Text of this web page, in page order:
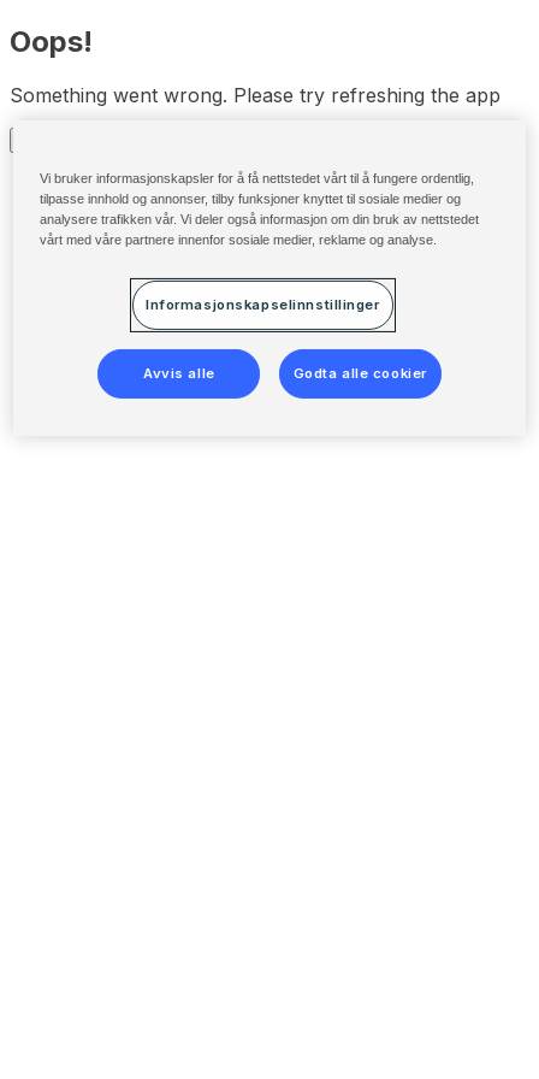
Oops!
Something went wrong. Please try refreshing the app
Vi bruker informasjonskapsler for å få nettstedet vårt til å fungere ordentlig,
tilpasse innhold og annonser, tilby funksjoner knyttet til sosiale medier og
analysere trafikken vår. Vi deler også informasjon om din bruk av nettstedet
vårt med våre partnere innenfor sosiale medier, reklame og analyse.
Informasjonskapselinnstillinger
Avvis alle Godta alle cookier